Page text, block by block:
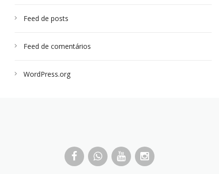
Feed de posts
Feed de comentários
WordPress.org